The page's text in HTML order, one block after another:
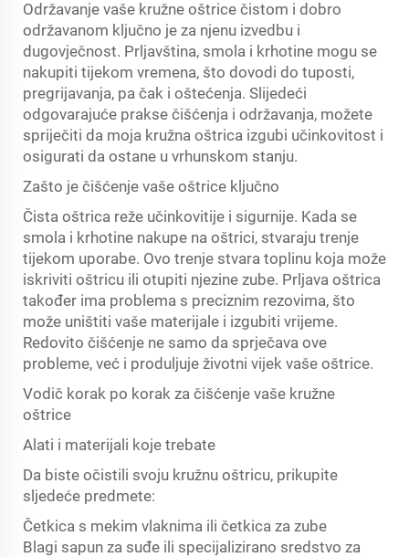
Održavanje vaše kružne oštrice čistom i dobro
održavanom ključno je za njenu izvedbu i
dugovječnost. Prljavština, smola i krhotine mogu se
nakupiti tijekom vremena, što dovodi do tuposti,
pregrijavanja, pa čak i oštećenja. Slijedeći
odgovarajuće prakse čišćenja i održavanja, možete
spriječiti da moja kružna oštrica izgubi učinkovitost i
osigurati da ostane u vrhunskom stanju.
Zašto je čišćenje vaše oštrice ključno
Čista oštrica reže učinkovitije i sigurnije. Kada se
smola i krhotine nakupe na oštrici, stvaraju trenje
tijekom uporabe. Ovo trenje stvara toplinu koja može
iskriviti oštricu ili otupiti njezine zube. Prljava oštrica
također ima problema s preciznim rezovima, što
može uništiti vaše materijale i izgubiti vrijeme.
Redovito čišćenje ne samo da sprječava ove
probleme, već i produljuje životni vijek vaše oštrice.
Vodič korak po korak za čišćenje vaše kružne
oštrice
Alati i materijali koje trebate
Da biste očistili svoju kružnu oštricu, prikupite
sljedeće predmete:
Četkica s mekim vlaknima ili četkica za zube
Blagi sapun za suđe ili specijalizirano sredstvo za